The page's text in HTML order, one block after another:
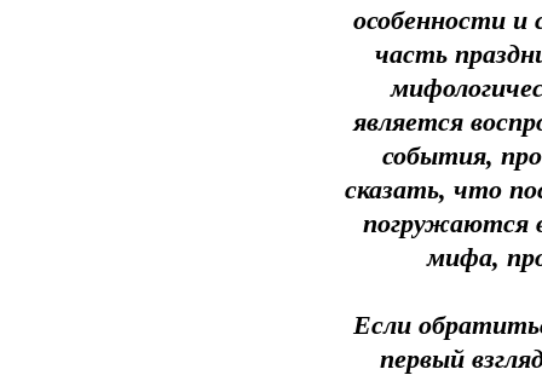
особенности и
часть
является
события,
сказать, что
погружаются
мифа,
Если
первый